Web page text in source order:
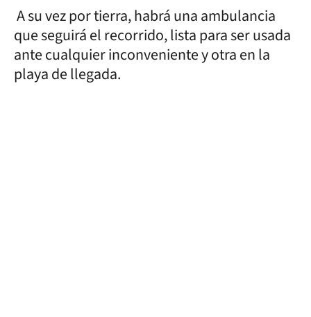
A su vez por tierra, habrá una ambulancia
que seguirá el recorrido, lista para ser usada
ante cualquier inconveniente y otra en la
playa de llegada.